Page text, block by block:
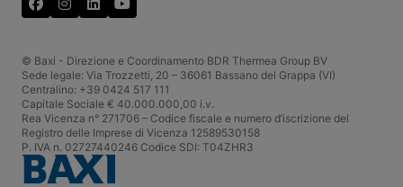
CRM Portale Agenzie
Formazione
© Baxi - Direzione e Coordinamento BDR Thermea Group BV
Sede legale: Via Trozzetti, 20 – 36061 Bassano del Grappa (VI)
Centralino: +39 0424 517 111
Capitale Sociale € 40.000.000,00 i.v.
Rea Vicenza n° 271706 – Codice fiscale e numero d’iscrizione del
Registro delle Imprese di Vicenza 12589530158
P. IVA n. 02727440246 Codice SDI: T04ZHR3